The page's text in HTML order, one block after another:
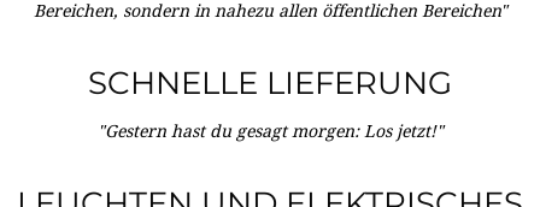
Bereichen, sondern in nahezu allen öffentlichen Bereichen"
SCHNELLE LIEFERUNG
"Gestern hast du gesagt morgen: Los jetzt!"